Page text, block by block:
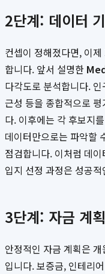
2단계: 데이터
컨셉이 정해졌다면, 이
합니다. 앞서 설명한
다각도로 분석합니다.
근성 등을 종합적으로
다. 이후에는 각 후보지
데이터만으로는 파악할
점검합니다. 이처럼 데
입지 선정 과정은 성공
3단계: 자금 계
안정적인 자금 계획은
입니다. 보증금, 인테리